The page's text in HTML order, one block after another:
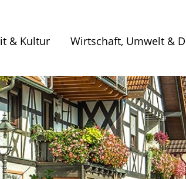
& Kultur Wirtschaft, Umwelt &